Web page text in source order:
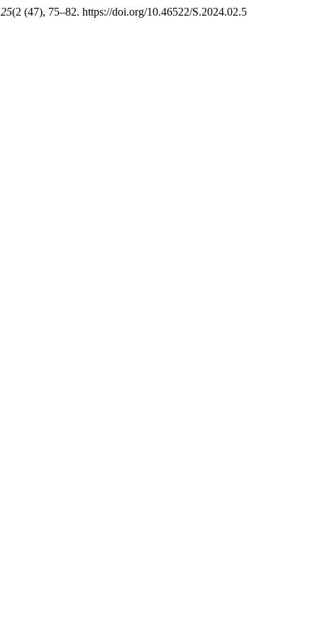
25(2 (47), 75–82. https://doi.org/10.46522/S.2024.02.5